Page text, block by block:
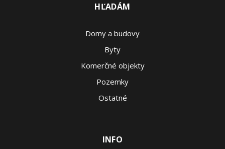
HĽADÁM
Domy a budovy
Byty
Komerčné objekty
Pozemky
Ostatné
INFO